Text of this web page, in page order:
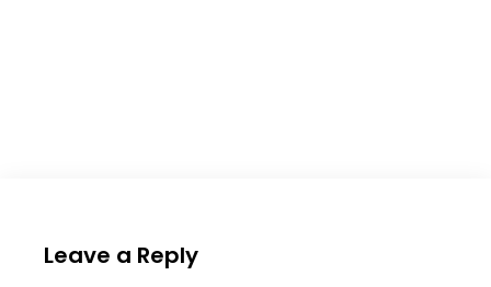
Leave a Reply